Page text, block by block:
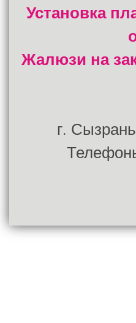
Установка
Жалюзи на
г.